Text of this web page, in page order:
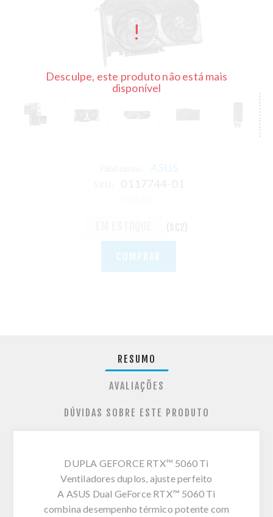
Desculpe, este produto não está mais
disponível
ASUS
COMPRAR
RESUMO
AVALIAÇÕES
DÚVIDAS SOBRE ESTE PRODUTO
DUPLA GEFORCE RTX™ 5060 Ti
Ventiladores duplos, ajuste perfeito
A ASUS Dual GeForce RTX™ 5060 Ti
combina desempenho térmico potente com